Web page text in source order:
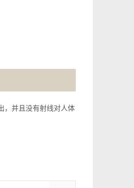
，并且没有射线对人体